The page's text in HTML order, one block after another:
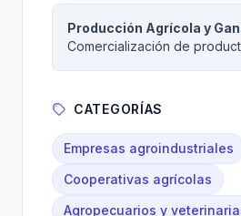
Producción Agrícola y
Comercialización de
CATEGORÍAS
Empresas agroindustriales
Cooperativas agrícolas
Agropecuarios y